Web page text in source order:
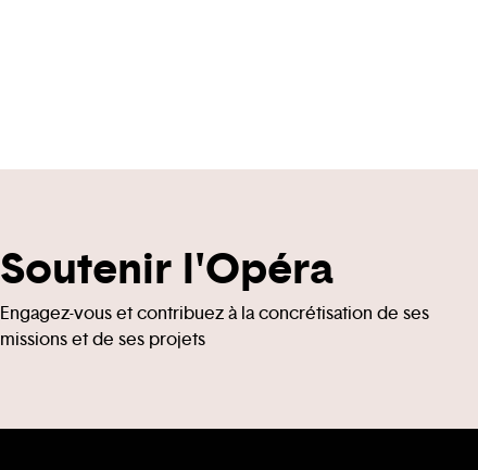
Soutenir l'Opéra
Engagez-vous et contribuez à la concrétisation de ses
missions et de ses projets